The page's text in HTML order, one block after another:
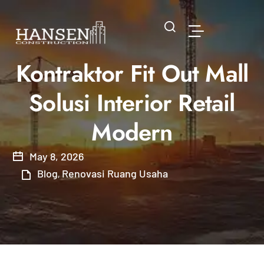
Kontraktor Fit Out Mall
Solusi Interior Retail
Modern
May 8, 2026
Blog,Renovasi Ruang Usaha